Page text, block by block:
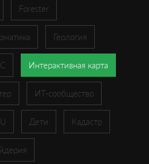
Forester
Геология
Интерактивная карта
ИТ-сообщество
Дети Кадастр